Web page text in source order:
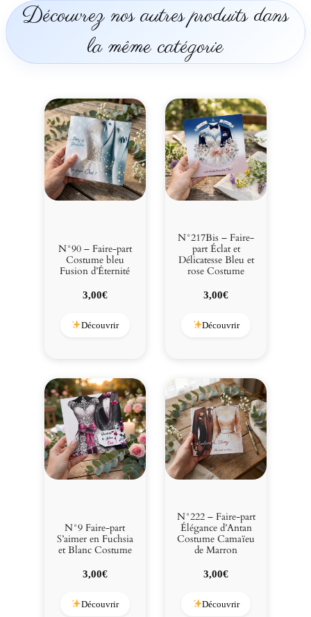
Découvrez nos autres produits dans
la même catégorie
N°90 – Faire-part
Costume bleu
Fusion d’Éternité
3,00€
Découvrir
N°217Bis – Faire-
part Éclat et
Délicatesse Bleu et
rose Costume
3,00€
Découvrir
N°9 Faire-part
S’aimer en Fuchsia
et Blanc Costume
3,00€
Découvrir
N°222 – Faire-part
Élégance d’Antan
Costume Camaïeu
de Marron
3,00€
Découvrir